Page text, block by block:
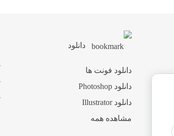
دانلود
دانلود فونت ها
دانلود Photoshop
دانلود Illustrator
مشاهده همه